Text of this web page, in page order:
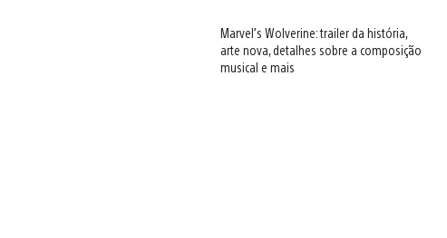
Marvel’s Wolverine: trailer da história,
arte nova, detalhes sobre a composição
musical e mais